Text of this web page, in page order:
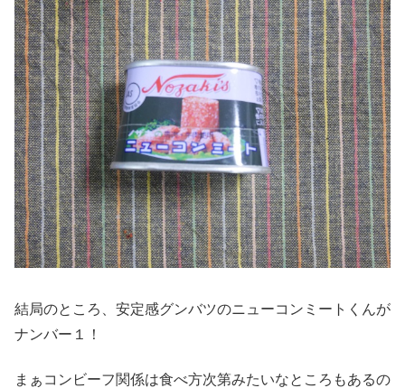
結局のところ、安定感グンバツのニューコンミートくんが
ナンバー１！
まぁコンビーフ関係は食べ方次第みたいなところもあるの